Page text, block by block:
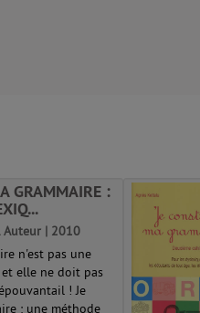
GRAMMAIRE :
Auteur | 2010
n'est pas une
elle ne doit pas
! Je
: une méthode